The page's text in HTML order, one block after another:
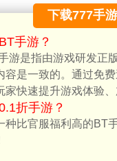
下载777手
手游？
游是指由游戏研发正
容是一致的。通过免
家快速提升游戏体验、
折手游？
种比官服福利高的BT